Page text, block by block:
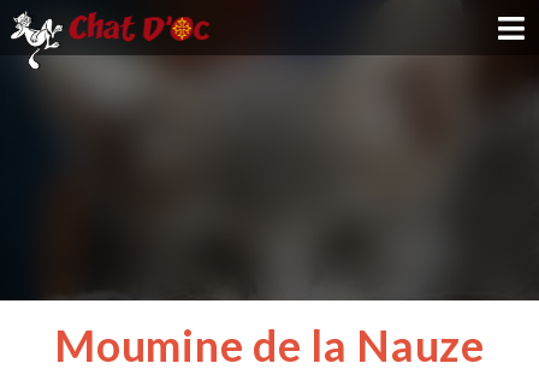
NOUS SOUTENIR
Moumine de la Nauze